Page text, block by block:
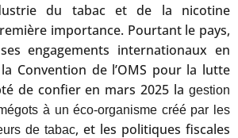
du tabac et de la nicotine
importance. Pourtant le pays,
engagements internationaux en
Convention de l’OMS pour la lutte
de confier en mars 2025 la gestion
à un éco-organisme créé par les
de tabac, et les politiques fiscales